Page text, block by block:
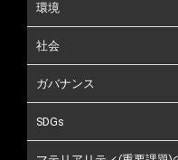
環境
社会
ガバナンス
SDGs